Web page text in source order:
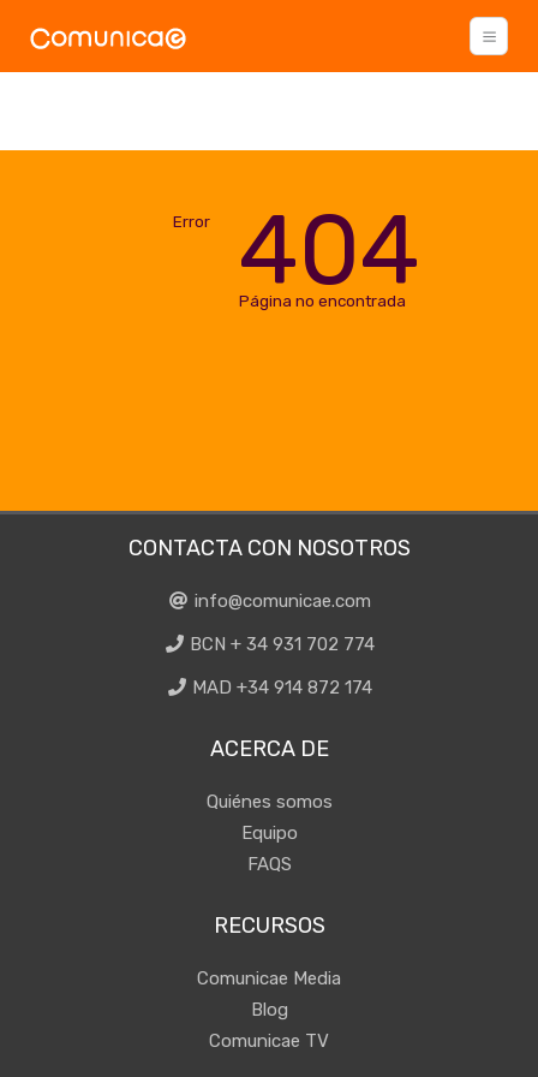
Error 404
Página no encontrada
CONTACTA CON NOSOTROS
info@comunicae.com
BCN + 34 931 702 774
MAD +34 914 872 174
ACERCA DE
Quiénes somos
Equipo
FAQS
RECURSOS
Comunicae Media
Blog
Comunicae TV